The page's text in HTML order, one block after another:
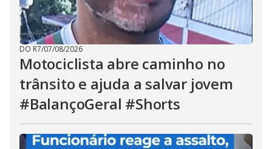
DO R7/07/08/2026
Motociclista abre caminho no
trânsito e ajuda a salvar jovem
#BalançoGeral #Shorts